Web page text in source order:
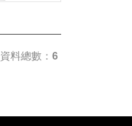
資料總數：6